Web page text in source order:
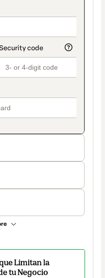
Limitan la
tu Negocio